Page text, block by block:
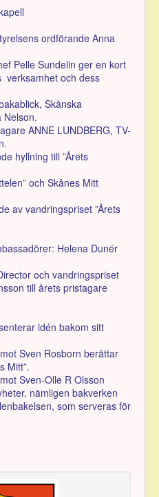
ordförande Anna
Pelle Sundelin ger en kort
verksamhet och dess
Skånska
Nelson.
ANNE LUNDBERG, TV-
hyllning till ”Årets
och Skånes Mitt
av vandringspriset ”Årets
Helena Dunér
och vandringspriset
till årets pristagare
idén bakom sitt
Sven Rosborn berättar
Mitt”.
Sven-Olle R Olsson
nämligen bakverken
som serveras för